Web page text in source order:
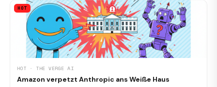
HOT
HOT · THE VERGE AI
Amazon verpetzt Anthropic ans Weiße Haus